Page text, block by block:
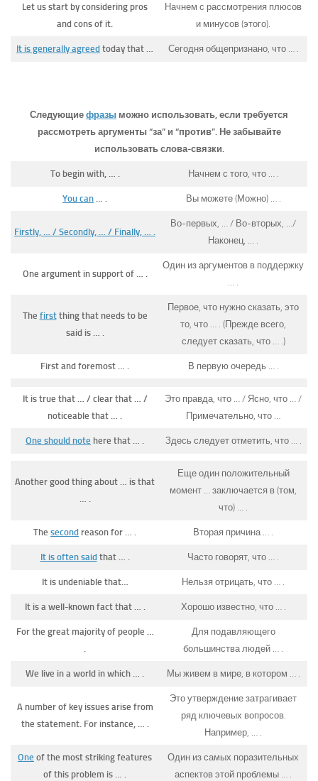
Let us start by considering pros
and cons of it.
Начнем с рассмотрения плюсов
и минусов (этого).
It is generally agreed today that … Сегодня общепризнано, что … .
Следующие фразы можно использовать, если требуется
рассмотреть аргументы “за” и “против”. Не забывайте
использовать слова-связки.
To begin with, … . Начнем с того, что … .
You can … . Вы можете (Можно) … .
Firstly, … / Secondly, … / Finally, … .
Во-первых, … / Во-вторых, …/
Наконец, … .
One argument in support of … .
Один из аргументов в поддержку
… .
The firstthing that needs to be
said is … .
Первое, что нужно сказать, это
то, что … . (Прежде всего,
следует сказать, что … .)
First and foremost … . В первую очередь … .
It is true that … / clear that … /
noticeable that … .
Это правда, что … / Ясно, что … /
Примечательно, что …
One should note here that … . Здесь следует отметить, что … .
Another good thing about … is that
… .
Еще один положительный
момент … заключается в (том,
что) … .
The second reason for … . Вторая причина … .
It is often saidthat … . Часто говорят, что … .
It is undeniable that… Нельзя отрицать, что … .
It is a well-known fact that … . Хорошо известно, что … .
For the great majority of people …
.
Для подавляющего
большинства людей … .
We live in a world in which … . Мы живем в мире, в котором … .
A number of key issues arise from
the statement. For instance, … .
Это утверждение затрагивает
ряд ключевых вопросов.
Например, … .
One of the most striking features
of this problem is … .
Один из самых поразительных
аспектов этой проблемы … .